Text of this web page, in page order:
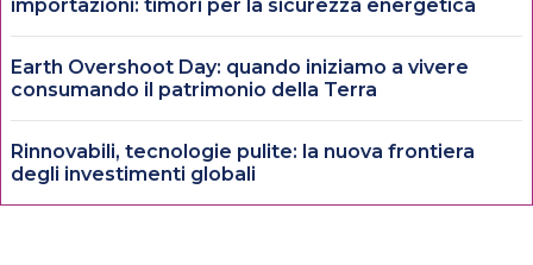
importazioni: timori per la sicurezza energetica
Earth Overshoot Day: quando iniziamo a vivere
consumando il patrimonio della Terra
Rinnovabili, tecnologie pulite: la nuova frontiera
degli investimenti globali